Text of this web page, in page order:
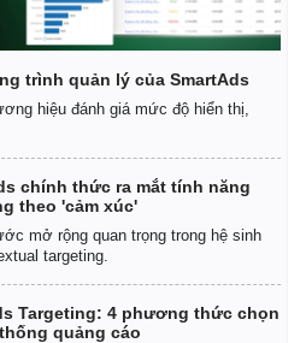
trình quản lý của SmartAds
hiệu đánh giá mức độ hiển thị,
chính thức ra mắt tính năng
theo 'cảm xúc'
mở rộng quan trọng trong hệ sinh
targeting.
Targeting: 4 phương thức chọn
quảng cáo